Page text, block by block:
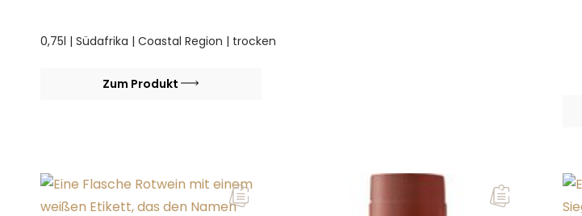
0,75l | Südafrika | Coastal Region | trocken
Zum Produkt